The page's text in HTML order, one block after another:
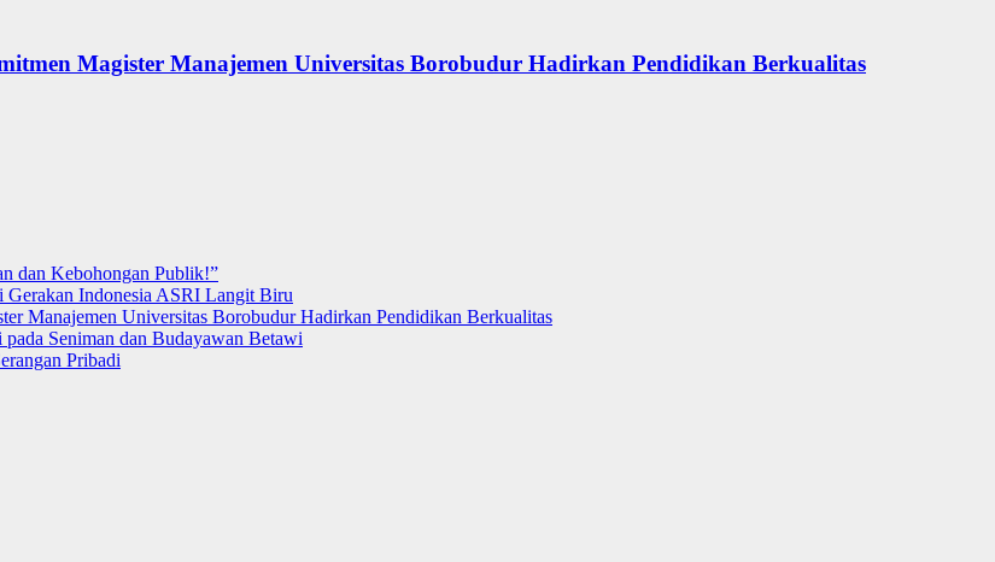
Magister Manajemen Universitas Borobudur Hadirkan Pendidikan Berkualitas
dan Kebohongan Publik!”
Indonesia ASRI Langit Biru
Manajemen Universitas Borobudur Hadirkan Pendidikan Berkualitas
Seniman dan Budayawan Betawi
Pribadi